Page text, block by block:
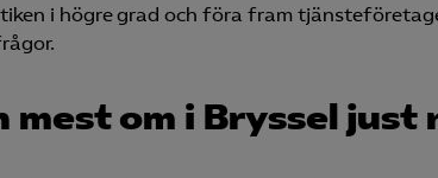
i högre grad och föra fram
om i Bryssel just